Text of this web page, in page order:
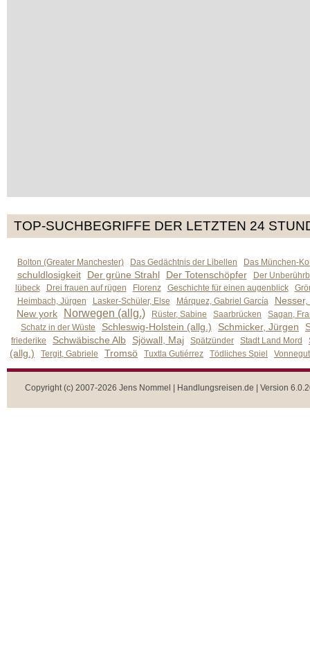
TOP-SUCHBEGRIFFE DER LETZTEN 24
Bolton (Greater Manchester) Das Gedächtnis der Libellen Das München-
schuldlosigkeit Der grüne Strahl Der Totenschöpfer
Der
lübeck
Drei frauen auf rügen Florenz Geschichte für einen augenblick
Heimbach, Jürgen
Lasker-Schüler, Else Márquez, Gabriel García
New york
Norwegen (allg.) Rüster, Sabine Saarbrücken
Sagan,
Schatz in der Wüste
Schleswig-Holstein (allg.) Schmicker, Jürgen
friederike Schwäbische Alb Sjöwall, Maj Spätzünder Stadt Land Mord
(allg.) Tergit, Gabriele Tromsö Tuxtla Gutiérrez Tödliches Spiel
Copyright (c) 2007-2026 Jens Nommel | Handlungsreisen.de | Version